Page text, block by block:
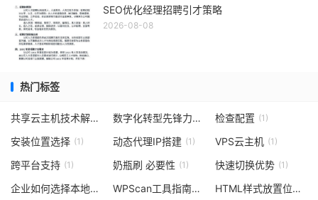
SEO优化经理招聘引才策略
2026-08-08
热门标签
共享云主机技术解析 (1) 数字化转型先锋力量 (1)检查配置 (1)
安装位置选择 (1) 动态代理IP搭建 (1) VPS云主机 (1)
跨平台支持 (1) 奶瓶刷 必要性 (1) 快速切换优势 (1)
企业如何选择本地化SEO服务商 (1) WPScan工具指南与实践 (1) HTML样式放置位置